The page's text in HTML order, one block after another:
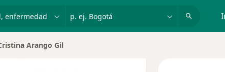
p. ej. Bogotá
Arango Gil